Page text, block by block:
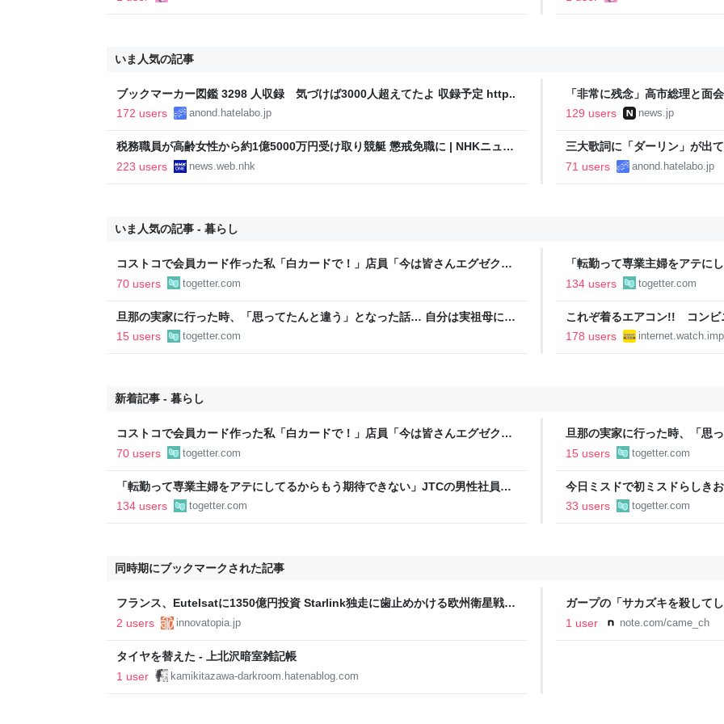
いま人気の記事
ブックマーカー図鑑 3298 人収録 気づけば3000人超えてたよ 収録予定 http..
172 users
anond.hatelabo.jp
「非常に残念」高市総理と
爆体験者「何のために」 |
129 users news.jp
税務職員が高齢女性から約1億5000万円受け取り競艇 懲戒免職に | NHKニュー
ス
223 users news.web.nhk
三大歌詞に「ダーリン」が出
71 users
anond.hatelabo.jp
いま人気の記事 - 暮らし
コストコで会員カード作った私「白カードで！」店員「今は皆さんエグゼクテ
ィブカードしか作りませんけど？」→コストコのカード勧誘はやたら圧が強い
70 users togetter.com
「転勤って専業主婦をアテに
転勤を命じられるも「妻は3
134 users togetter.com
旦那の実家に行った時、「思ってたんと違う」となった話… 自分は実祖母に
「嫁いだらお客様じゃないから。恥じぬようしっかり働け」と言われていたの
で、嫁ぎ先で嫌われたら終わりと思い、張り切っていた
15 users togetter.com
これぞ着るエアコン!! コンビ
水冷ベストがロードバイクに
【空いた時間でなにしてる？】
178 users
新着記事 - 暮らし
コストコで会員カード作った私「白カードで！」店員「今は皆さんエグゼクテ
ィブカードしか作りませんけど？」→コストコのカード勧誘はやたら圧が強い
70 users togetter.com
旦那の実家に行った時、「思
「嫁いだらお客様じゃないか
15 users togetter.com
「転勤って専業主婦をアテにしてるからもう期待できない」JTCの男性社員が
転勤を命じられるも「妻は3倍稼いでるので、それなら辞める」と言ったら、
134 users togetter.com
今日ミスドで初ミスドらしき
たんですけど…これは買っと
33 users togetter.com
同時期にブックマークされた記事
フランス、Eutelsatに1350億円投資 Starlink独走に歯止めかける欧州衛星戦略
の全貌
2 users innovatopia.jp
ガープの「サカズキを殺して
｜かめちゃん【バウンティ攻
1 user note.com/came_ch
タイヤを替えた - 上北沢暗室雑記帳
1 user
kamikitazawa-darkroom.hatenablog.com